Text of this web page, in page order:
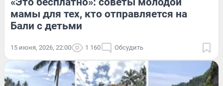
мамы для тех, кто отправляется на
Бали с детьми
15 июня, 2026, 22:00 1 160 Обсудить